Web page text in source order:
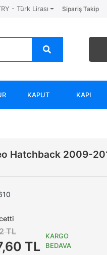
- Türk Lirası Sipariş Takip
KAPUT KAPI
Hatchback 2009-
TL
TL
KARGO
BEDAVA